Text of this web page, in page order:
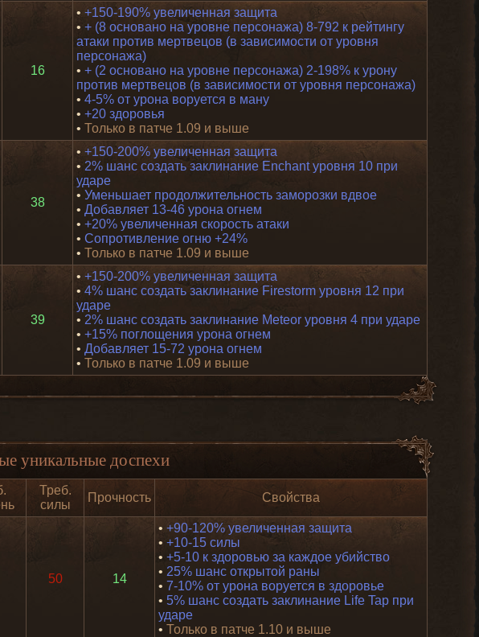
16
• +150-190% увеличенная защита
• + (8 основано на уровне персонажа) 8-792 к рейтингу
атаки против мертвецов (в зависимости от уровня
персонажа)
• + (2 основано на уровне персонажа) 2-198% к урону
против мертвецов (в зависимости от уровня персонажа)
• 4-5% от урона воруется в ману
• +20 здоровья
• Только в патче 1.09 и выше
38
• +150-200% увеличенная защита
• 2% шанс создать заклинание Enchant уровня 10 при
ударе
• Уменьшает продолжительность заморозки вдвое
• Добавляет 13-46 урона огнем
• +20% увеличенная скорость атаки
• Сопротивление огню +24%
• Только в патче 1.09 и выше
39
• +150-200% увеличенная защита
• 4% шанс создать заклинание Firestorm уровня 12 при
ударе
• 2% шанс создать заклинание Meteor уровня 4 при ударе
• +15% поглощения урона огнем
• Добавляет 15-72 урона огнем
• Только в патче 1.09 и выше
уникальные доспехи
Треб.
силы
Прочность Свойства
50 14
• +90-120% увеличенная защита
• +10-15 силы
• +5-10 к здоровью за каждое убийство
• 25% шанс открытой раны
• 7-10% от урона воруется в здоровье
• 5% шанс создать заклинание Life Tap при
ударе
• Только в патче 1.10 и выше